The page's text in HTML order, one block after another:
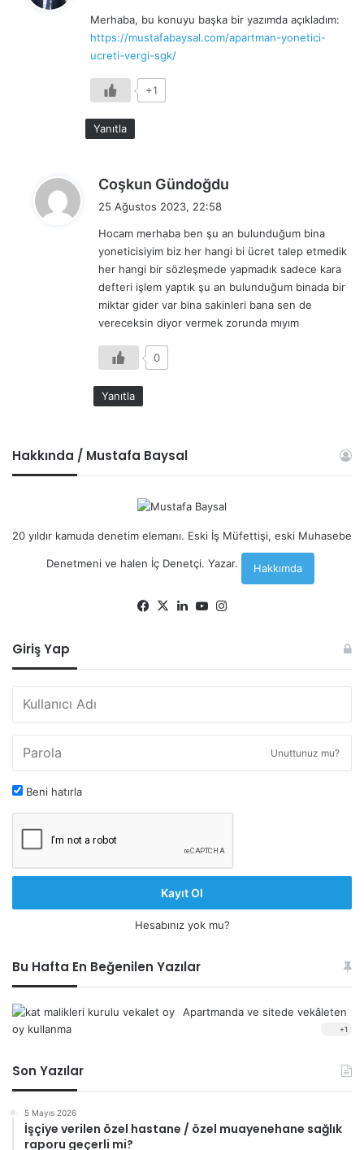
i
k
Merhaba, bu konuyu başka bir yazımda açıkladım:
https://mustafabaysal.com/apartman-yonetici-
ucreti-vergi-sgk/
+1
Yanıtla
Coşkun Gündoğdu
i
k
i
:
25 Ağustos 2023, 22:58
Hocam merhaba ben şu an bulunduğum bina
yoneticisiyim biz her hangi bi ücret talep etmedik
her hangi bir sözleşmede yapmadık sadece kara
defteri işlem yaptık şu an bulunduğum binada bir
miktar gider var bina sakinleri bana sen de
vereceksin diyor vermek zorunda mıyım
0
Yanıtla
Hakkında / Mustafa Baysal
20 yıldır kamuda denetim elemanı. Eski İş Müfettişi, eski Muhasebe
Denetmeni ve halen İç Denetçi. Yazar. Hakkımda
Facebook
X LinkedInYouTube
Giriş Yap
Unuttunuz mu?
Beni hatırla
Kayıt Ol
Hesabınız yok mu?
Bu Hafta En Beğenilen Yazılar
Apartmanda ve sitede vekâleten
oy kullanma
+1
Son Yazılar
5 Mayıs 2026
İşçiye verilen özel hastane / özel muayenehane sağlık
raporu geçerli mi?